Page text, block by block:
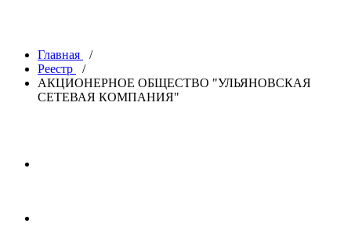
Главная
/
Реестр
/
АКЦИОНЕРНОЕ ОБЩЕСТВО "УЛЬЯНОВСКАЯ
СЕТЕВАЯ КОМПАНИЯ"